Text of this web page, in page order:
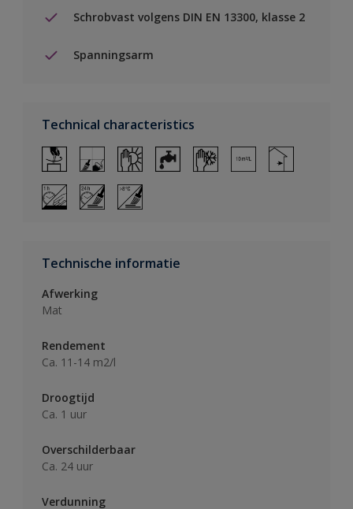
Schrobvast volgens DIN EN 13300, klasse 2
Spanningsarm
Technical characteristics
Technische informatie
Afwerking
Mat
Rendement
Ca. 11-14 m2/l
Droogtijd
Ca. 1 uur
Overschilderbaar
Ca. 24 uur
Verdunning